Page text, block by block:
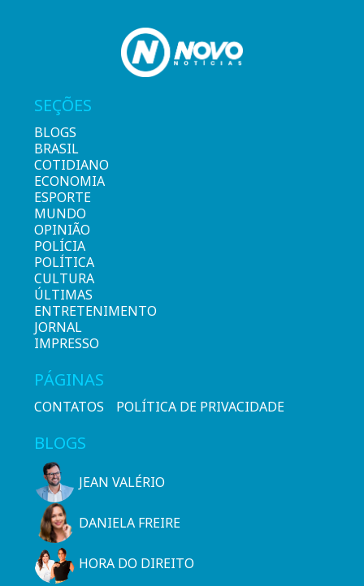
SEÇÕES
BLOGS
BRASIL
COTIDIANO
ECONOMIA
ESPORTE
MUNDO
OPINIÃO
POLÍCIA
POLÍTICA
CULTURA
ÚLTIMAS
ENTRETENIMENTO
JORNAL
IMPRESSO
PÁGINAS
CONTATOS POLÍTICA DE PRIVACIDADE
BLOGS
JEAN VALÉRIO
DANIELA FREIRE
HORA DO DIREITO